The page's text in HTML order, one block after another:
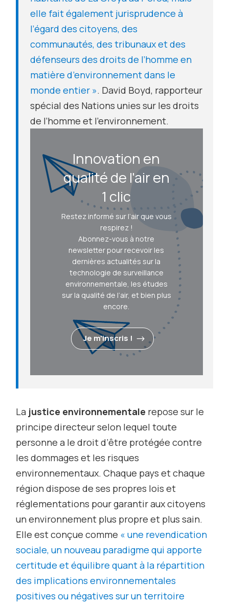
elle fait également jurisprudence à
l’égard des citoyens, des
communautés, des tribunaux et des
défenseurs des droits de l’homme en
matière d’environnement dans le
monde entier ». David Boyd, rapporteur
spécial des Nations unies sur les droits
de l’homme et l’environnement.
Innovation en
qualité de l'air en
1 clic
Restez informé sur l’air que vous
respirez !
Abonnez-vous à notre
newsletter pour recevoir les
dernières actualités sur la
technologie de surveillance
environnementale, les études
sur la qualité de l’air, et bien plus
encore.
Je m'inscris !
La justice environnementale repose sur le
principe directeur selon lequel toute
personne a le droit d’être protégée contre
les dommages et les risques
environnementaux. Chaque pays et chaque
région dispose de ses propres lois et
réglementations pour garantir aux citoyens
un environnement plus propre et plus sain.
Elle est conçue comme « une revendication
sociale, un nouveau paradigme qui apporte
certitude et équilibre quant à la répartition
des implications environnementales
positives ou négatives sur un territoire